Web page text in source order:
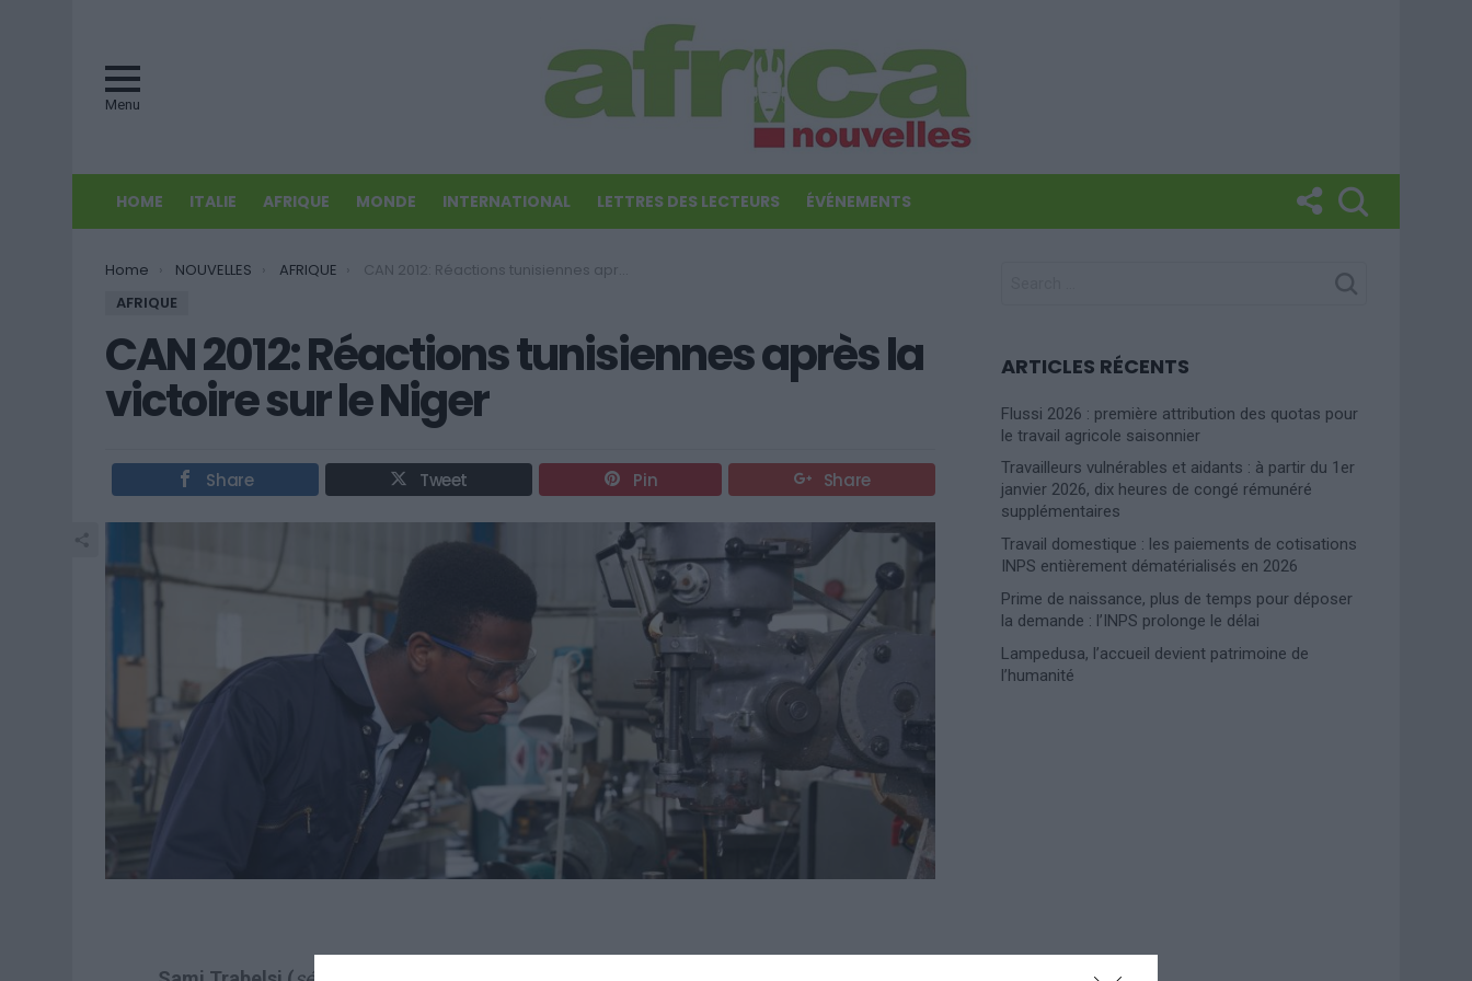
Menu
HOME ITALIE AFRIQUE MONDE INTERNATIONAL LETTRES DES LECTEURS ÉVÉNEMENTS
You are here:
Home NOUVELLES AFRIQUE
CAN 2012: Réactions tunisiennes après la victoire sur le Niger
AFRIQUE
CAN 2012: Réactions tunisiennes après la
victoire sur le Niger
Share Tweet Pin Share
ARTICLES RÉCENTS
Flussi 2026 : première attribution des quotas pour
le travail agricole saisonnier
Travailleurs vulnérables et aidants : à partir du 1er
janvier 2026, dix heures de congé rémunéré
supplémentaires
Travail domestique : les paiements de cotisations
INPS entièrement dématérialisés en 2026
Prime de naissance, plus de temps pour déposer
la demande : l’INPS prolonge le délai
Lampedusa, l’accueil devient patrimoine de
l’humanité